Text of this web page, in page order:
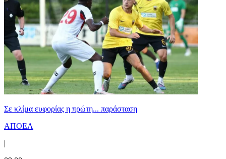
Σε κλίμα ευφορίας η πρώτη... παράσταση
ΑΠΟΕΛ
|